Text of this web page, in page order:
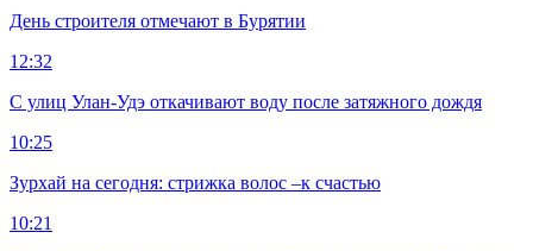
День строителя отмечают в Бурятии
12:32
С улиц Улан-Удэ откачивают воду после затяжного дождя
10:25
Зурхай на сегодня: стрижка волос –к счастью
10:21